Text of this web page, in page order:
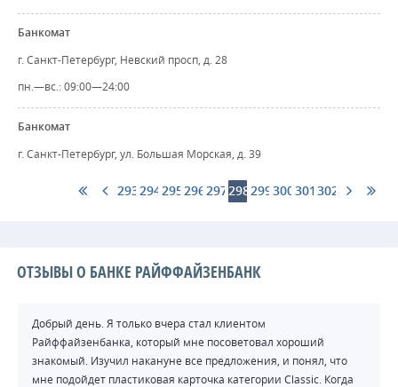
Банкомат
г. Санкт-Петербург, Невский просп, д. 28
пн.—вс.: 09:00—24:00
Банкомат
г. Санкт-Петербург, ул. Большая Морская, д. 39
293 294 295 296 297 298 299 300 301 302
ОТЗЫВЫ О БАНКЕ РАЙФФАЙЗЕНБАНК
Добрый день. Я только вчера стал клиентом
Райффайзенбанка, который мне посоветовал хороший
знакомый. Изучил накануне все предложения, и понял, что
мне подойдет пластиковая карточка категории Classic. Когда